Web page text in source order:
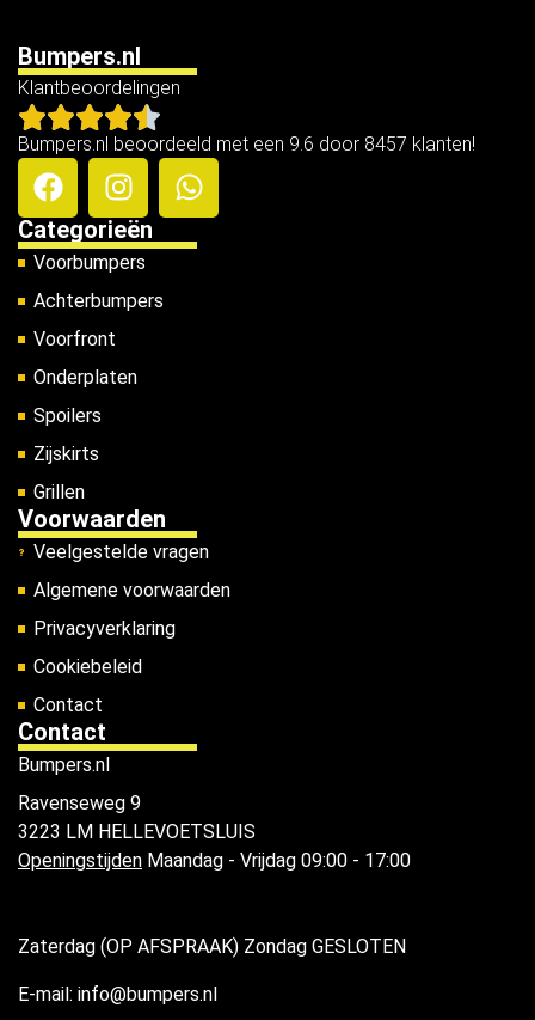
Bumpers.nl
Klantbeoordelingen
Bumpers.nl beoordeeld met een 9.6 door 8457 klanten!
Categorieën
Voorbumpers
Achterbumpers
Voorfront
Onderplaten
Spoilers
Zijskirts
Grillen
Voorwaarden
Veelgestelde vragen
Algemene voorwaarden
Privacyverklaring
Cookiebeleid
Contact
Contact
Bumpers.nl
Ravenseweg 9
3223 LM HELLEVOETSLUIS
Openingstijden Maandag - Vrijdag 09:00 - 17:00
Zaterdag (OP AFSPRAAK) Zondag GESLOTEN
E-mail: info@bumpers.nl